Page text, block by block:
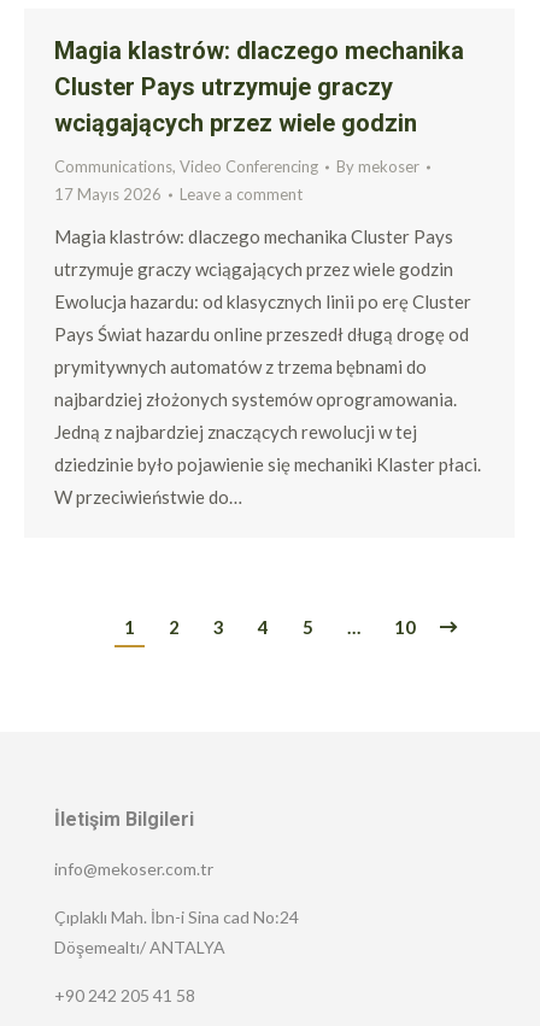
Magia klastrów: dlaczego mechanika
Cluster Pays utrzymuje graczy
wciągających przez wiele godzin
Communications, Video Conferencing By mekoser
17 Mayıs 2026
Leave a comment
Magia klastrów: dlaczego mechanika Cluster Pays
utrzymuje graczy wciągających przez wiele godzin
Ewolucja hazardu: od klasycznych linii po erę Cluster
Pays Świat hazardu online przeszedł długą drogę od
prymitywnych automatów z trzema bębnami do
najbardziej złożonych systemów oprogramowania.
Jedną z najbardziej znaczących rewolucji w tej
dziedzinie było pojawienie się mechaniki Klaster płaci.
W przeciwieństwie do…
1 2 3 4 5 … 10
İletişim Bilgileri
info@mekoser.com.tr
Çıplaklı Mah. İbn-i Sina cad No:24
Döşemealtı/ ANTALYA
+90 242 205 41 58